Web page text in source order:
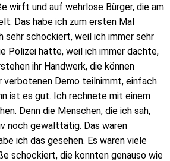
wirft und auf wehrlose Bürger, die am
Das habe ich zum ersten Mal
sehr schockiert, weil ich immer sehr
Polizei hatte, weil ich immer dachte,
ihr Handwerk, die können
verbotenen Demo teilnimmt, einfach
ist es gut. Ich rechnete mit einem
Denn die Menschen, die ich sah,
noch gewalttätig. Das waren
ich das gesehen. Es waren viele
schockiert, die konnten genauso wie